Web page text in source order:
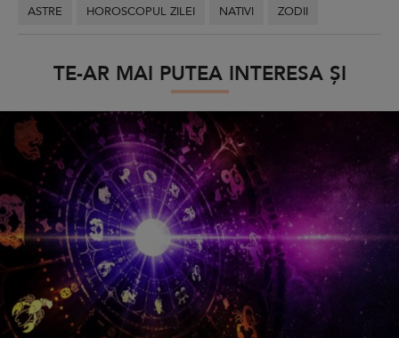
ASTRE HOROSCOPUL ZILEI NATIVI ZODII
TE-AR MAI PUTEA INTERESA ȘI